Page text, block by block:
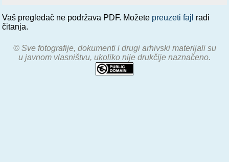
Vaš pregledač ne podržava PDF. Možete preuzeti fajl radi
čitanja.
© Sve fotografije, dokumenti i drugi arhivski materijali su
u javnom vlasništvu, ukoliko nije drukčije naznačeno.